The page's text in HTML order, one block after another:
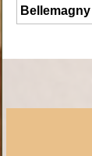
Bellemagny